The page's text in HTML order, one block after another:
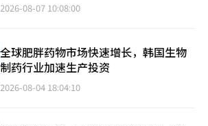
2026-08-07 10:08:00
全球肥胖药物市场快速增长，韩国生物
制药行业加速生产投资
2026-08-04 18:04:10